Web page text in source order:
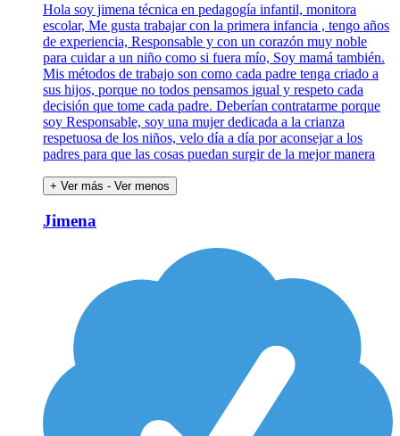
Hola soy jimena técnica en pedagogía infantil, monitora
escolar, Me gusta trabajar con la primera infancia , tengo años
de experiencia, Responsable y con un corazón muy noble
para cuidar a un niño como si fuera mío, Soy mamá también.
Mis métodos de trabajo son como cada padre tenga criado a
sus hijos, porque no todos pensamos igual y respeto cada
decisión que tome cada padre. Deberían contratarme porque
soy Responsable, soy una mujer dedicada a la crianza
respetuosa de los niños, velo día a día por aconsejar a los
padres para que las cosas puedan surgir de la mejor manera
+ Ver más - Ver menos
Jimena